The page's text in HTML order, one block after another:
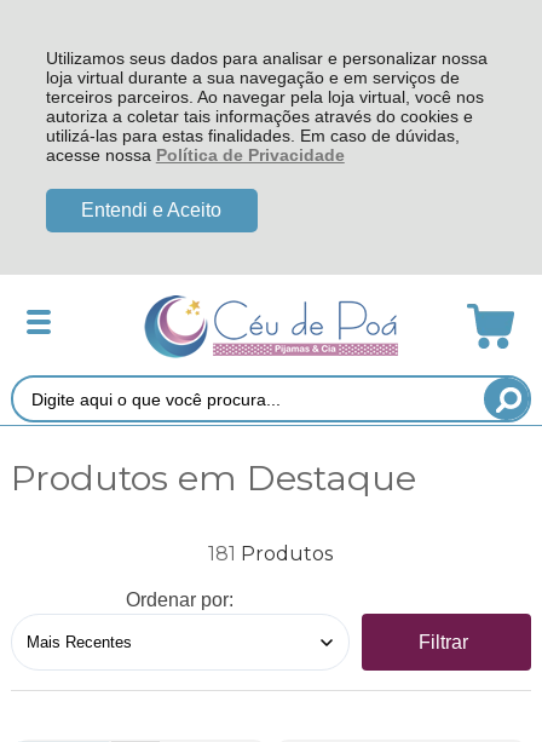
Utilizamos seus dados para analisar e personalizar nossa
loja virtual durante a sua navegação e em serviços de
terceiros parceiros. Ao navegar pela loja virtual, você nos
autoriza a coletar tais informações através do cookies e
utilizá-las para estas finalidades. Em caso de dúvidas,
acesse nossa Política de Privacidade
Entendi e Aceito
Produtos em Destaque
181
Ordenar por:
Filtrar